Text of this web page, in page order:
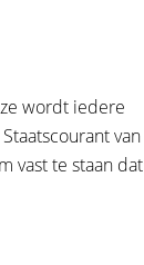
wordt iedere
van
vast te staan dat